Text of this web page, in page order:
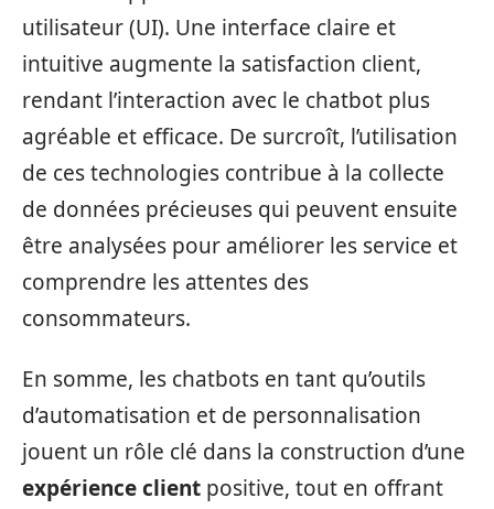
utilisateur (UI). Une interface claire et
intuitive augmente la satisfaction client,
rendant l’interaction avec le chatbot plus
agréable et efficace. De surcroît, l’utilisation
de ces technologies contribue à la collecte
de données précieuses qui peuvent ensuite
être analysées pour améliorer les service et
comprendre les attentes des
consommateurs.
En somme, les chatbots en tant qu’outils
d’automatisation et de personnalisation
jouent un rôle clé dans la construction d’une
expérience client positive, tout en offrant